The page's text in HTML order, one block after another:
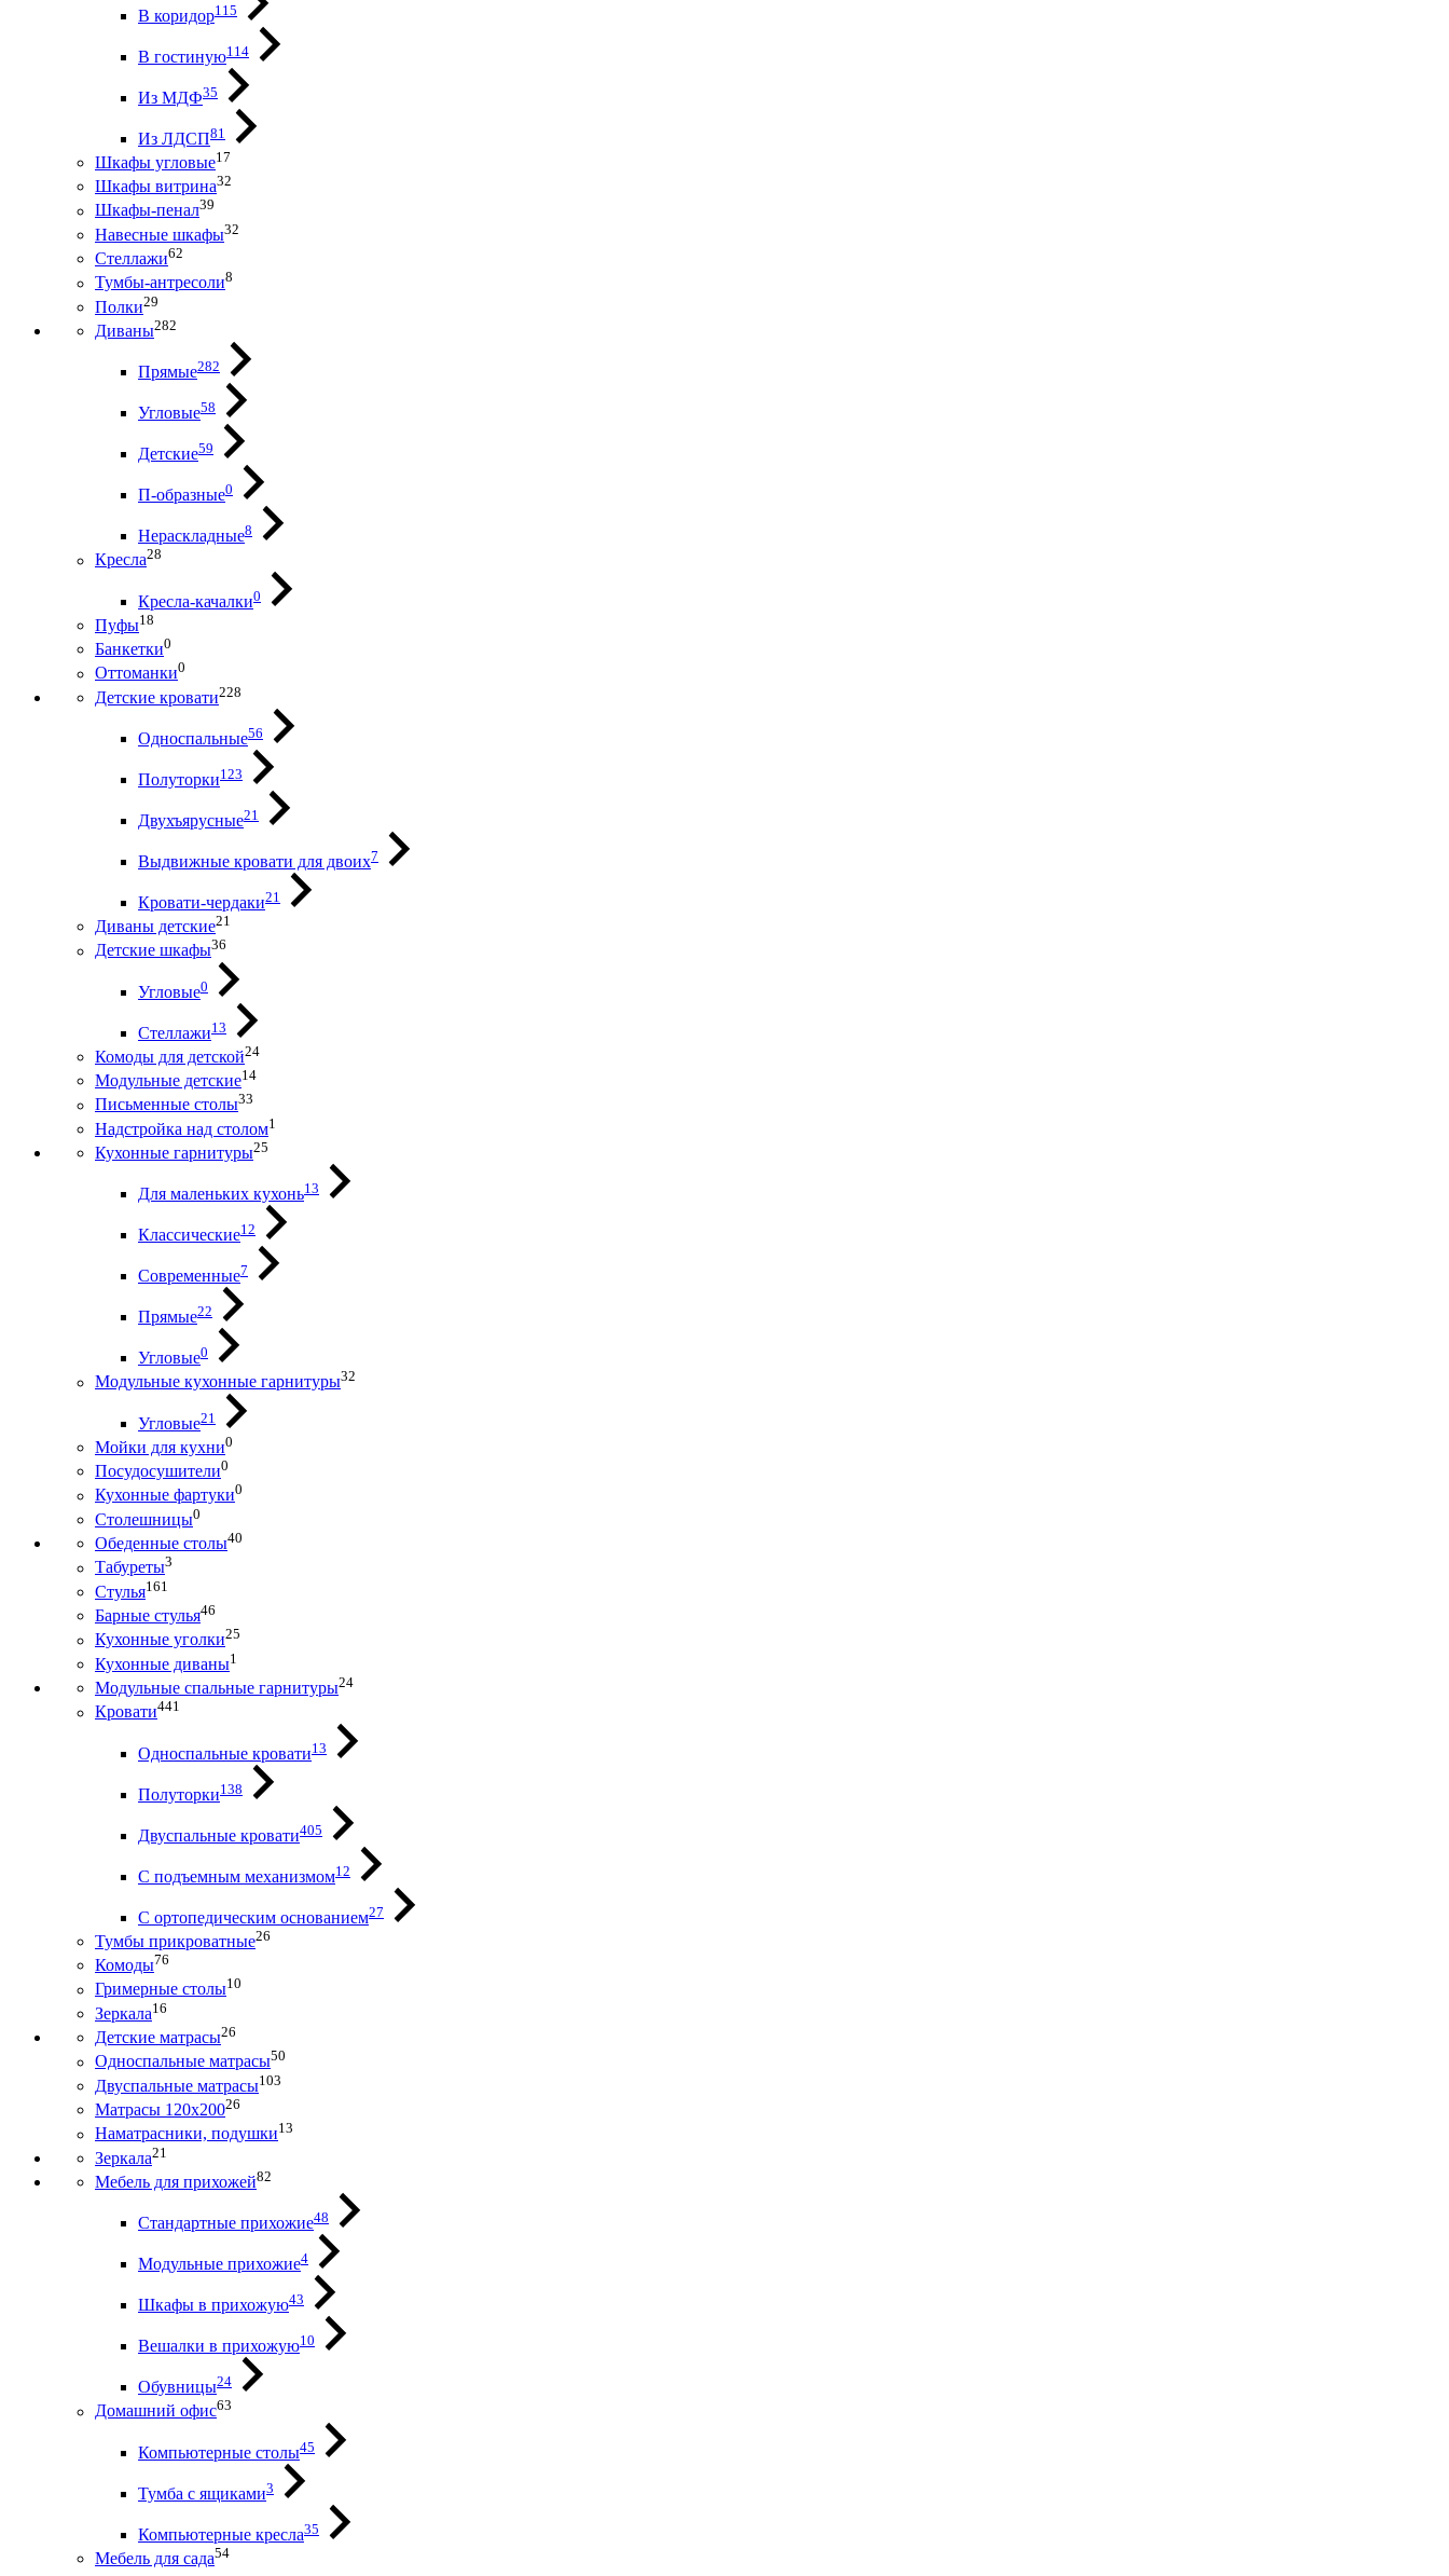
В коридор115
В гостиную114
Из МДФ35
Из ЛДСП81
Шкафы угловые17
Шкафы витрина32
Шкафы-пенал39
Навесные шкафы32
Стеллажи62
Тумбы-антресоли8
Полки29
Диваны282
Прямые282
Угловые58
Детские59
П-образные0
Нераскладные8
Кресла28
Кресла-качалки0
Пуфы18
Банкетки0
Оттоманки0
Детские кровати228
Односпальные56
Полуторки123
Двухъярусные21
Выдвижные кровати для двоих7
Кровати-чердаки21
Диваны детские21
Детские шкафы36
Угловые0
Стеллажи13
Комоды для детской24
Модульные детские14
Письменные столы33
Надстройка над столом1
Кухонные гарнитуры25
Для маленьких кухонь13
Классические12
Современные7
Прямые22
Угловые0
Модульные кухонные гарнитуры32
Угловые21
Мойки для кухни0
Посудосушители0
Кухонные фартуки0
Столешницы0
Обеденные столы40
Табуреты3
Стулья161
Барные стулья46
Кухонные уголки25
Кухонные диваны1
Модульные спальные гарнитуры24
Кровати441
Односпальные кровати13
Полуторки138
Двуспальные кровати405
С подъемным механизмом12
С ортопедическим основанием27
Тумбы прикроватные26
Комоды76
Гримерные столы10
Зеркала16
Детские матрасы26
Односпальные матрасы50
Двуспальные матрасы103
Матрасы 120х20026
Наматрасники, подушки13
Зеркала21
Мебель для прихожей82
Стандартные прихожие48
Модульные прихожие4
Шкафы в прихожую43
Вешалки в прихожую10
Обувницы24
Домашний офис63
Компьютерные столы45
Тумба с ящиками3
Компьютерные кресла35
Мебель для сада54